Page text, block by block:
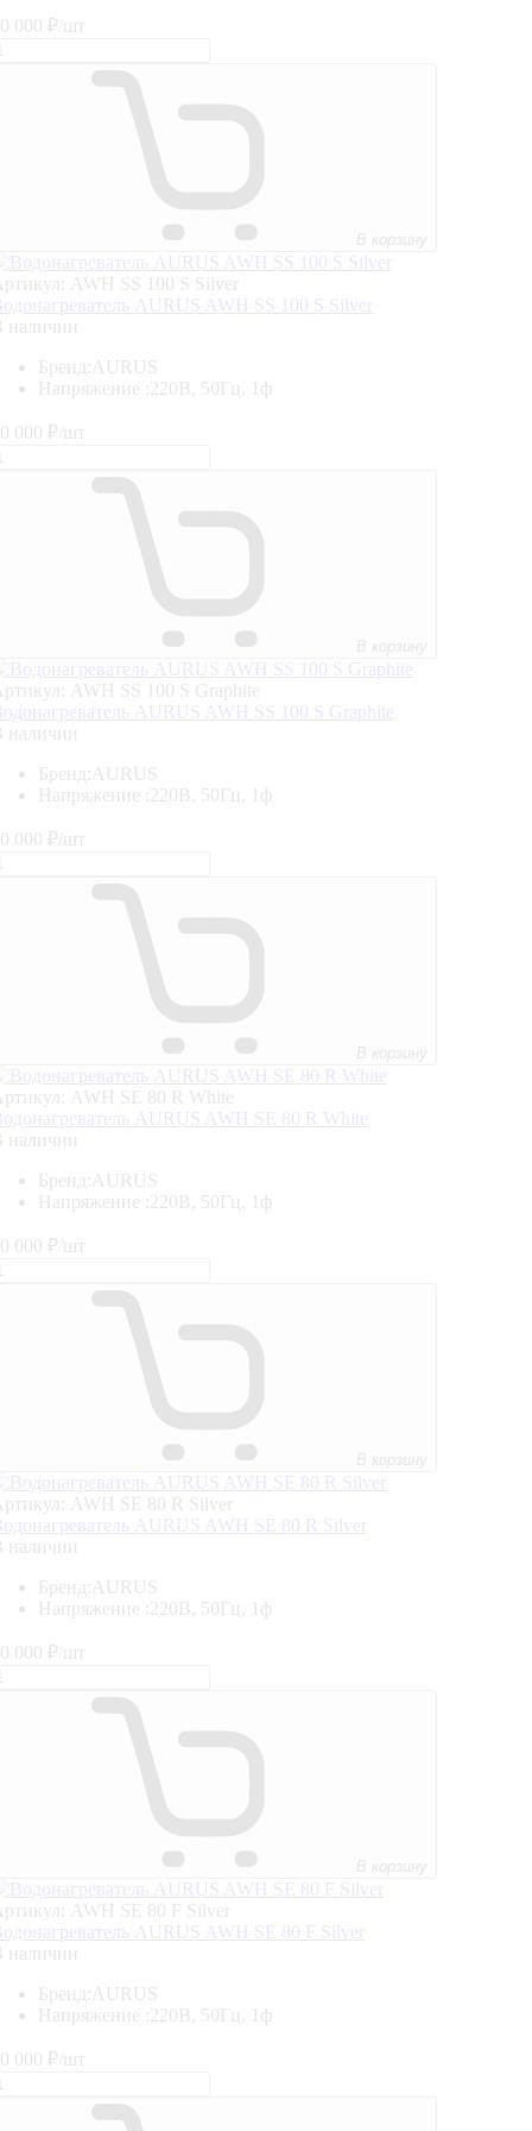
000 ₽/шт
В корзину
AWH SS 100 S Silver
AURUS AWH SS 100 S Silver
наличии
Бренд:
AURUS
Напряжение :
220В, 50Гц, 1ф
000 ₽/шт
В корзину
AWH SS 100 S Graphite
AURUS AWH SS 100 S Graphite
наличии
Бренд:
AURUS
Напряжение :
220В, 50Гц, 1ф
000 ₽/шт
В корзину
AWH SE 80 R White
AURUS AWH SE 80 R White
наличии
Бренд:
AURUS
Напряжение :
220В, 50Гц, 1ф
000 ₽/шт
В корзину
AWH SE 80 R Silver
AURUS AWH SE 80 R Silver
наличии
Бренд:
AURUS
Напряжение :
220В, 50Гц, 1ф
000 ₽/шт
В корзину
AWH SE 80 F Silver
AURUS AWH SE 80 F Silver
наличии
Бренд:
AURUS
Напряжение :
220В, 50Гц, 1ф
000 ₽/шт